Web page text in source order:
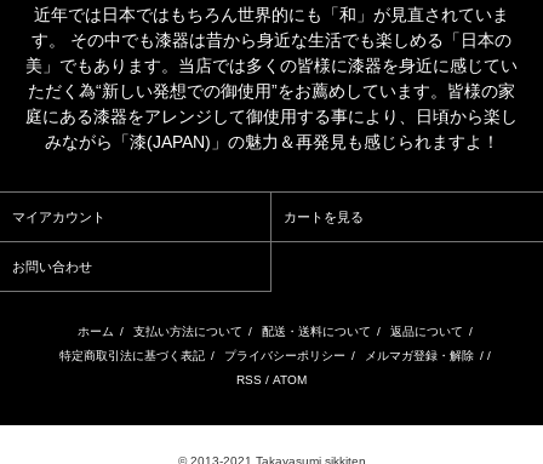
近年では日本ではもちろん世界的にも「和」が見直されていま
す。 その中でも漆器は昔から身近な生活でも楽しめる「日本の
美」でもあります。当店では多くの皆様に漆器を身近に感じてい
ただく為“新しい発想での御使用”をお薦めしています。皆様の家
庭にある漆器をアレンジして御使用する事により、日頃から楽し
みながら「漆(JAPAN)」の魅力＆再発見も感じられますよ！
マイアカウント カートを見る
お問い合わせ
ホーム / 支払い方法について / 配送・送料について / 返品について /
特定商取引法に基づく表記 / プライバシーポリシー / メルマガ登録・解除 / /
RSS / ATOM